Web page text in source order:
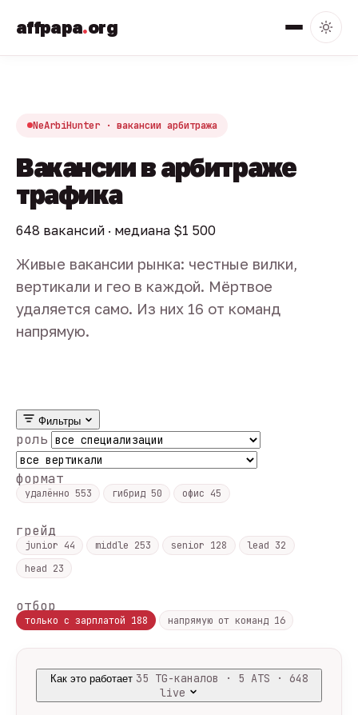
affpapa.org
NeArbiHunter · вакансии арбитража
Вакансии в арбитраже
трафика
648 вакансий · медиана $1 500
Живые вакансии рынка: честные вилки,
вертикали и гео в каждой. Мёртвое
удаляется само. Из них 16 от команд
напрямую.
Фильтры
роль
формат
удалённо 553 гибрид 50 офис 45
грейд
junior 44 middle 253 senior 128 lead 32
head 23
отбор
только с зарплатой 188 напрямую от команд 16
Как это работает 35 TG-каналов · 5 ATS · 648
live